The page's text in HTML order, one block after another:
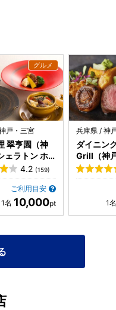
1番好みでした。がんも
し物っぽい人参も
時間を長くしてほしいで
たくさんの内容でお腹
、手土産のお醤油まで
。
湯葉餡かけご飯 ◆小
ずつ食べれる 彩り鮮や
お高めなのも納得💸 お
って思うぐらい 濃厚で
ボリューム満点でお腹い
悪感なし◎ 和を基調と
お豆腐ランチ最高でし
戸・三宮
翠亨園（神
ェラトン ホ
ーズ内）
4.2 (159)
ご利用目安
10,000
兵庫県 / 神
ダイニン
Grill（神
トン ホテ
内）